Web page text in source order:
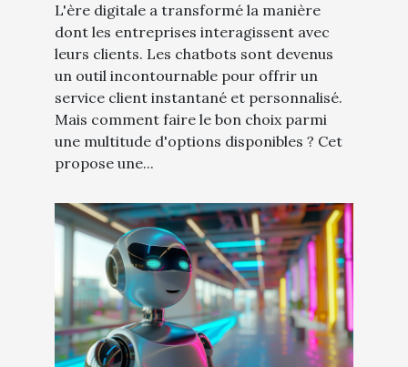
L'ère digitale a transformé la manière
dont les entreprises interagissent avec
leurs clients. Les chatbots sont devenus
un outil incontournable pour offrir un
service client instantané et personnalisé.
Mais comment faire le bon choix parmi
une multitude d'options disponibles ? Cet
propose une...